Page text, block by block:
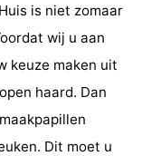
is niet zomaar
wij u aan
keuze maken uit
haard. Dan
Dit moet u